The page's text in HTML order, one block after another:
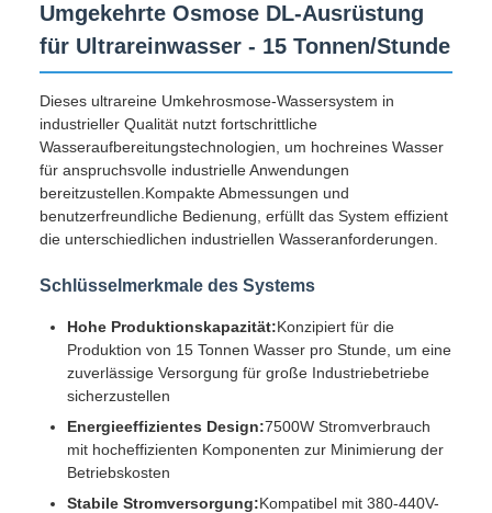
Umgekehrte Osmose DL-Ausrüstung
für Ultrareinwasser - 15 Tonnen/Stunde
Dieses ultrareine Umkehrosmose-Wassersystem in
industrieller Qualität nutzt fortschrittliche
Wasseraufbereitungstechnologien, um hochreines Wasser
für anspruchsvolle industrielle Anwendungen
bereitzustellen.Kompakte Abmessungen und
benutzerfreundliche Bedienung, erfüllt das System effizient
die unterschiedlichen industriellen Wasseranforderungen.
Schlüsselmerkmale des Systems
Hohe Produktionskapazität:Konzipiert für die
Produktion von 15 Tonnen Wasser pro Stunde, um eine
zuverlässige Versorgung für große Industriebetriebe
sicherzustellen
Energieeffizientes Design:7500W Stromverbrauch
mit hocheffizienten Komponenten zur Minimierung der
Betriebskosten
Stabile Stromversorgung:Kompatibel mit 380-440V-